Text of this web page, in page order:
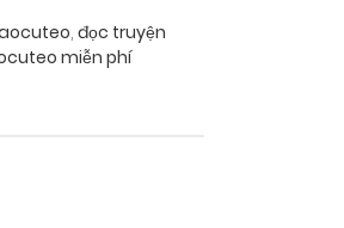
, đọc truyện
miễn phí